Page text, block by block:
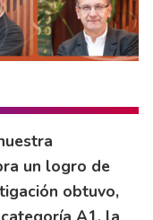
un logro de
obtuvo,